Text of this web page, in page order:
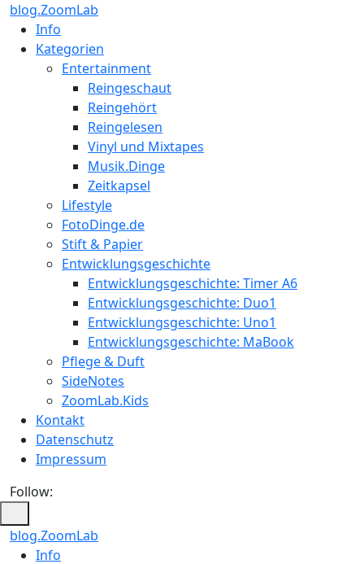
blog.ZoomLab
Info
Kategorien
Entertainment
Reingeschaut
Reingehört
Reingelesen
Vinyl und Mixtapes
Musik.Dinge
Zeitkapsel
Lifestyle
FotoDinge.de
Stift & Papier
Entwicklungsgeschichte
Entwicklungsgeschichte: Timer A6
Entwicklungsgeschichte: Duo1
Entwicklungsgeschichte: Uno1
Entwicklungsgeschichte: MaBook
Pflege & Duft
SideNotes
ZoomLab.Kids
Kontakt
Datenschutz
Impressum
Follow:
blog.ZoomLab
Info